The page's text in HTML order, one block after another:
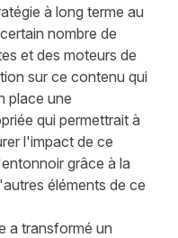
à long terme au
nombre de
et des moteurs de
sur ce contenu qui
place une
qui permettrait à
l'impact de ce
grâce à la
éléments de ce
a transformé un